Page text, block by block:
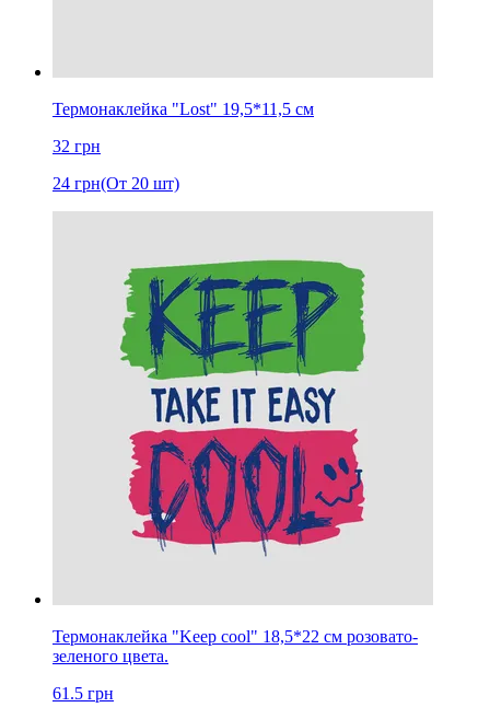
Термонаклейка "Lost" 19,5*11,5 см
32 грн
24 грн(От 20 шт)
Термонаклейка "Keep cool" 18,5*22 см розовато-
зеленого цвета.
61.5 грн